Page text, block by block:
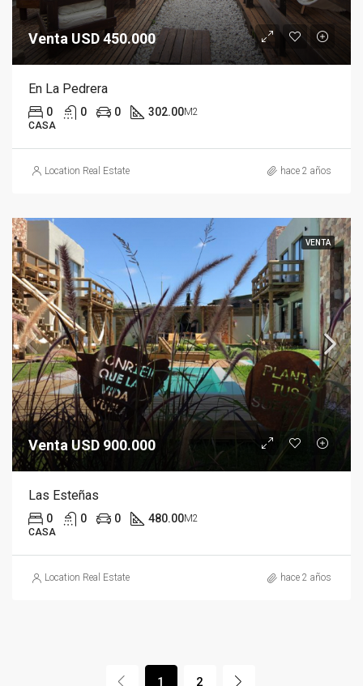
Venta USD 450.000
En La Pedrera
0 0 0 302.00M2
CASA
Location Real Estate hace 2 años
VENTA
Venta USD 900.000
Las Esteñas
0 0 0 480.00M2
CASA
Location Real Estate hace 2 años
1 2